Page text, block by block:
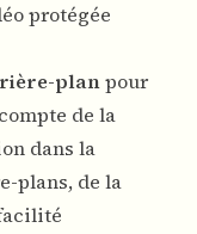
protégée
planpour
de la
dans la
plans, de la